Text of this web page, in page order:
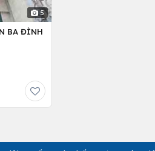
5
BA ĐÌNH